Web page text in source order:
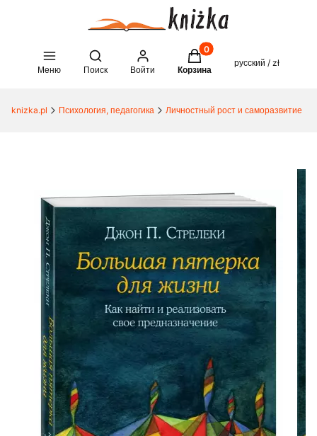
Меню
Open search engine
Поиск Войти
Товары в корзине: 0.
Корзина
русский / zł
knizka.pl Психология, педагогика Личностный рост и саморазвитие